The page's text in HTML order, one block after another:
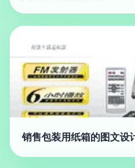
销售包装用纸箱的图文设